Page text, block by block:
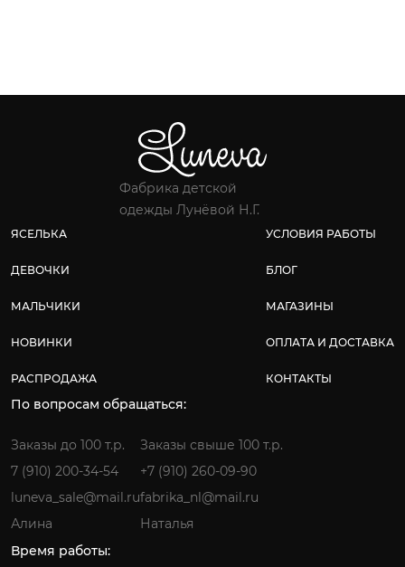
Фабрика детской
одежды Лунёвой Н.Г.
ЯСЕЛЬКА
ДЕВОЧКИ
МАЛЬЧИКИ
НОВИНКИ
РАСПРОДАЖА
УСЛОВИЯ РАБОТЫ
БЛОГ
МАГАЗИНЫ
ОПЛАТА И ДОСТАВКА
КОНТАКТЫ
По вопросам обращаться:
Заказы до 100 т.р.
7 (910) 200-34-54
luneva_sale@mail.ru
Алина
Заказы свыше 100 т.р.
+7 (910) 260-09-90
fabrika_nl@mail.ru
Наталья
Время работы: